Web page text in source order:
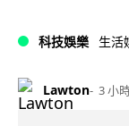
科技娛樂 生活
Lawton 3 小